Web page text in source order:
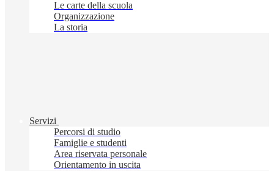
Le carte della scuola
Organizzazione
La storia
Servizi
Percorsi di studio
Famiglie e studenti
Area riservata personale
Orientamento in uscita